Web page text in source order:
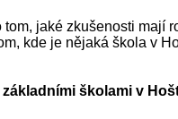
jaké zkušenosti mají
kde je nějaká škola v
školami v